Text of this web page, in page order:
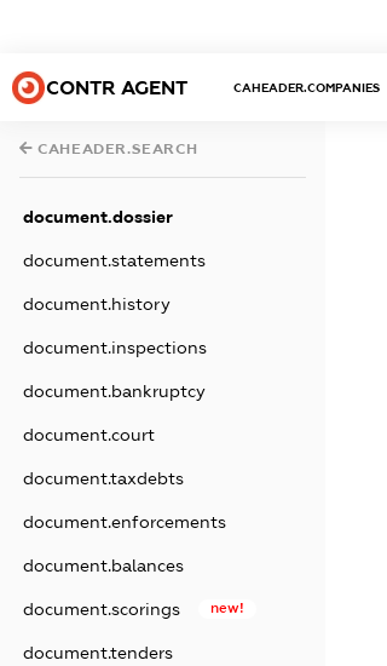
CONTR AGENT CAHEADER.COMPANIES
CAHEADER.SEARCH
document.dossier
document.statements
document.history
document.inspections
document.bankruptcy
document.court
document.taxdebts
document.enforcements
document.balances
document.scorings new!
document.tenders